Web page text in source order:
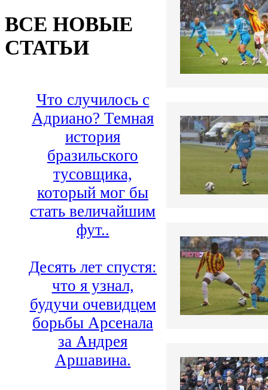
ВСЕ НОВЫЕ
СТАТЬИ
Что случилось с
Адриано? Темная
история
бразильского
тусовщика,
который мог бы
стать величайшим
фут..
Десять лет спустя:
что я узнал,
будучи очевидцем
борьбы Арсенала
за Андрея
Аршавина.